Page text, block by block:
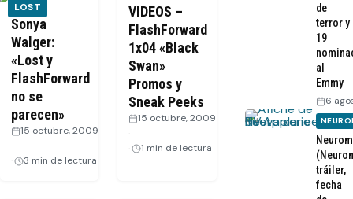
LOST
Sonya
Walger:
«Lost y
FlashForward
no se
parecen»
15 octubre, 2009
3 min de lectura
VIDEOS –
FlashForward
1x04 «Black
Swan»
Promos y
Sneak Peeks
15 octubre, 2009
1 min de lectura
de
terror y
19
al
Emmy
6
tráiler,
fecha